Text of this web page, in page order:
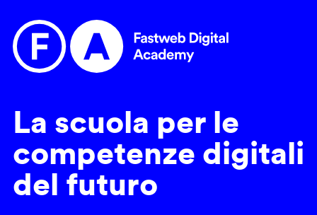
La scuola per le
competenze digitali
del futuro